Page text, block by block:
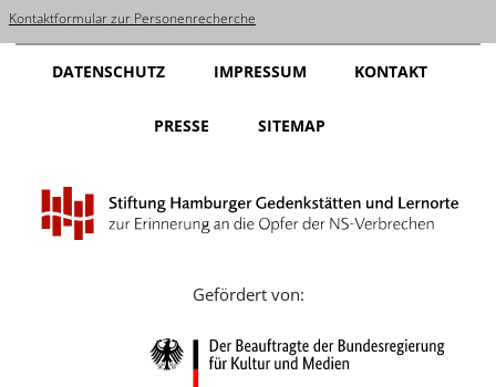
Español
Nederlands
Português
Русский
Kontaktformular zur Personenrecherche
DATENSCHUTZ IMPRESSUM KONTAKT
PRESSE SITEMAP
Gefördert von: